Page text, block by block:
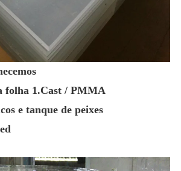
folha 1.Cast / PMMA
e tanque de peixes